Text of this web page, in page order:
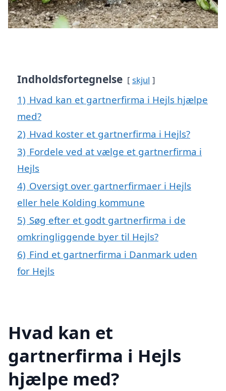
Indholdsfortegnelse skjul
1) Hvad kan et gartnerfirma i Hejls hjælpe
med?
2) Hvad koster et gartnerfirma i Hejls?
3) Fordele ved at vælge et gartnerfirma i
Hejls
4) Oversigt over gartnerfirmaer i Hejls
eller hele Kolding kommune
5) Søg efter et godt gartnerfirma i de
omkringliggende byer til Hejls?
6) Find et gartnerfirma i Danmark uden
for Hejls
Hvad kan et
gartnerfirma i Hejls
hjælpe med?